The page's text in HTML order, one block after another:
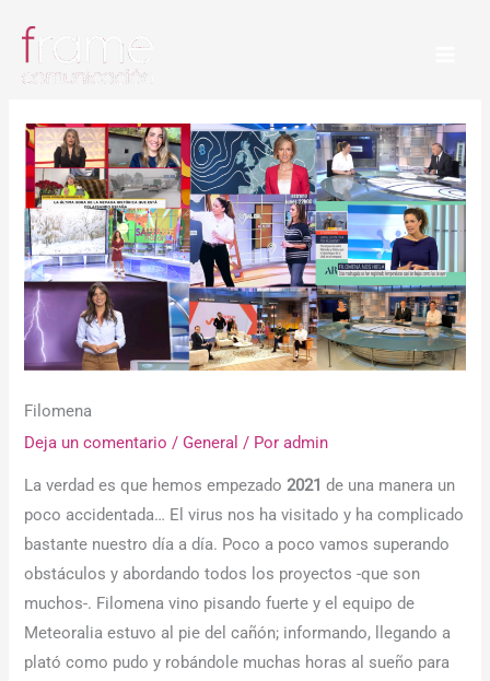
contenido
Filomena
Deja un comentario / General / Poradmin
La verdad es que hemos empezado2021 de una manera un
poco accidentada… El virus nos ha visitado y ha complicado
bastante nuestro día a día. Poco a poco vamos superando
obstáculos y abordando todos los proyectos -que son
muchos-. Filomena vino pisando fuerte y el equipo de
Meteoralia estuvo al pie del cañón; informando, llegando a
plató como pudo y robándole muchas horas al sueño para